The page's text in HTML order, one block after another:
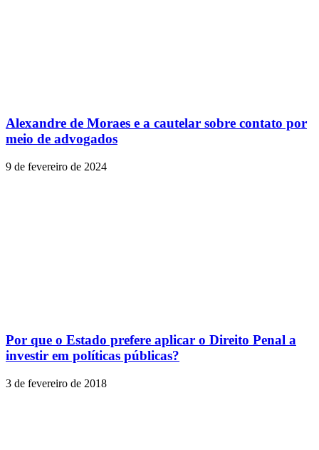
Alexandre de Moraes e a cautelar sobre contato por
meio de advogados
9 de fevereiro de 2024
Por que o Estado prefere aplicar o Direito Penal a
investir em políticas públicas?
3 de fevereiro de 2018